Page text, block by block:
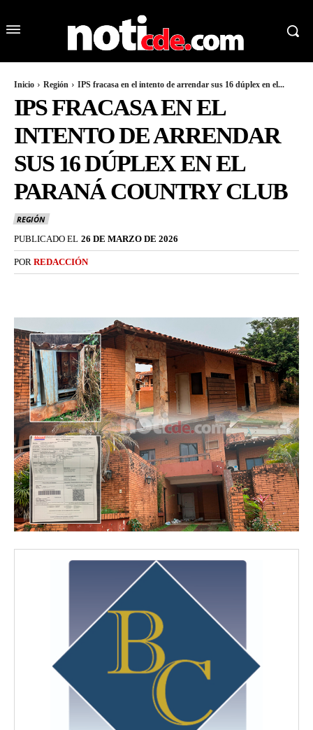
Inicio Región IPS fracasa en el intento de arrendar sus 16 dúplex en el...
IPS FRACASA EN EL
INTENTO DE ARRENDAR
SUS 16 DÚPLEX EN EL
PARANÁ COUNTRY CLUB
REGIÓN
PUBLICADO EL 26 DE MARZO DE 2026
POR REDACCIÓN